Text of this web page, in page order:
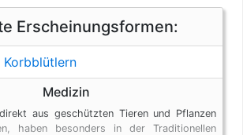
Erscheinungsformen:
Medizin
aus geschützten Tieren und Pflanzen
haben besonders in der Traditionellen